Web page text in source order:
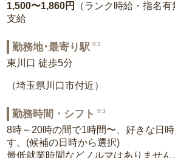
1,500〜1,860円
（ランク時給・指名
支給
勤務地･最寄り駅 ※2
東川口 徒歩5分
（埼玉県川口市付近）
勤務時間・シフト ※3
8時～20時の間で1時間〜、好きな日
す。(候補の日時から選択)
最低就業時間などノルマはありません